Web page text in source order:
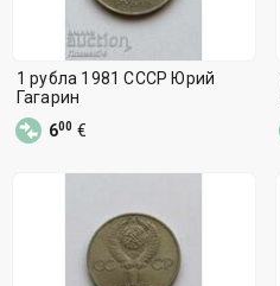
1 рубла 1981 СССР Юрий
Гагарин
600 €